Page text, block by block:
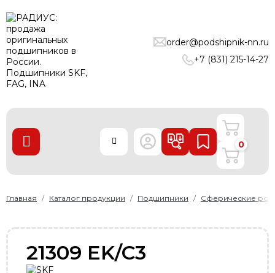
order@podshipnik-nn.ru
+7 (831) 215-14-27
ПОДШИПНИКИ
ЛИНЕЙНЫЕ ТЕХНОЛОГИИ
РЕМНИ
О нас
Доставка и оплата
+7 (831) 215-14-27
0
Главная Каталог продукции Подшипники Сферические
21309 EK/C3